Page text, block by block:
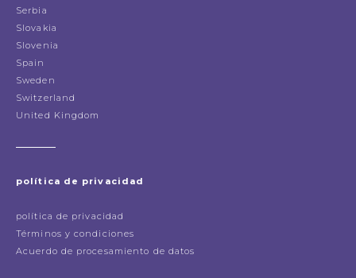
Serbia
Slovakia
Slovenia
Spain
Sweden
Switzerland
United Kingdom
política de privacidad
política de privacidad
Términos y condiciones
Acuerdo de procesamiento de datos